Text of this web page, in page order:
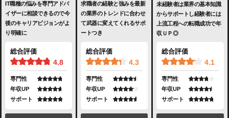
IT職種の悩みを専門アドバ
イザーに相談できるので今
後のキャリアビジョンがよ
り明確に
総合評価
4.8
専門性
年収UP
サポート
求職者の経験と強みを最新
の業界のトレンドに合わせ
て武器に変えてくれるサポ
ートつき
総合評価
4.3
専門性
年収UP
サポート
未経験者は業界の基本知識
からサポートし経験者には
上流工程への転職成功で年
収ＵＰ◎
総合評価
4.1
専門性
年収UP
サポート